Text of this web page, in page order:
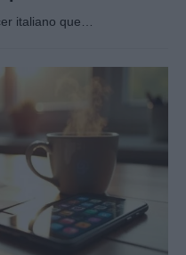
italiano que…